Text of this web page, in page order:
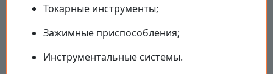
Токарные инструменты;
Зажимные приспособления;
Инструментальные системы.